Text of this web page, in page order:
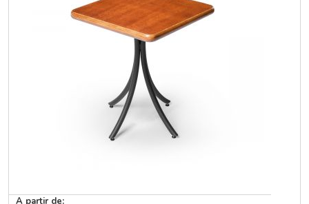
A partir de: